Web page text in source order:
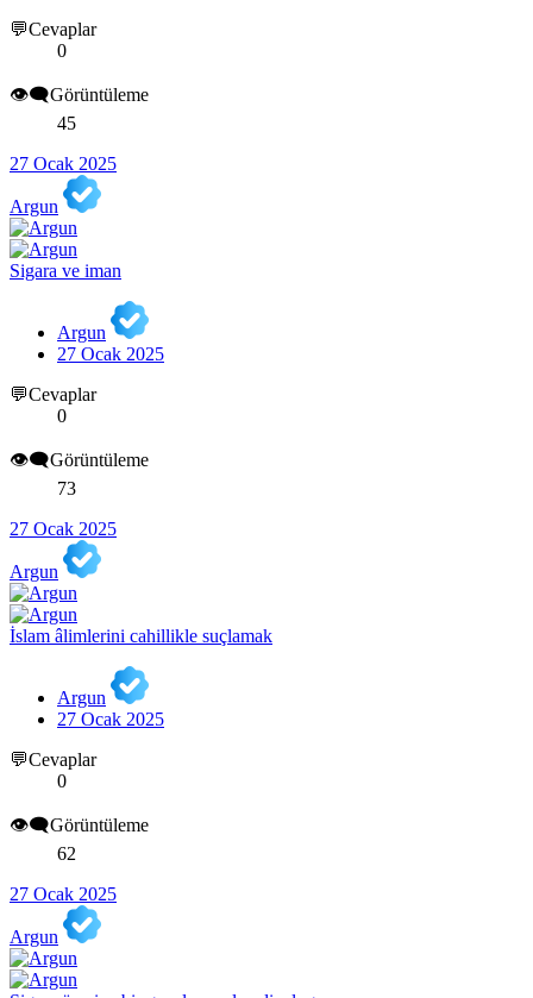
💬Cevaplar
0
👁️‍🗨️Görüntüleme
45
27 Ocak 2025
Argun
Sigara ve iman
Argun
27 Ocak 2025
💬Cevaplar
0
👁️‍🗨️Görüntüleme
73
27 Ocak 2025
Argun
İslam âlimlerini cahillikle suçlamak
Argun
27 Ocak 2025
💬Cevaplar
0
👁️‍🗨️Görüntüleme
62
27 Ocak 2025
Argun